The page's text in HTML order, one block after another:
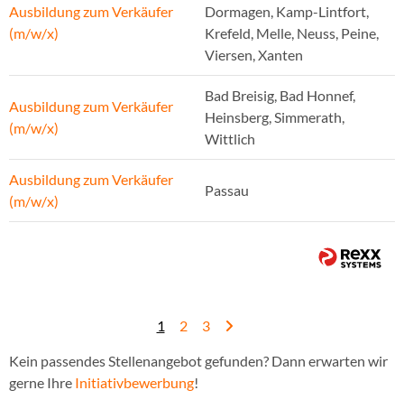
Ausbildung zum Verkäufer
(m/w/x)
Dormagen, Kamp-Lintfort,
Krefeld, Melle, Neuss, Peine,
Viersen, Xanten
Ausbildung zum Verkäufer
(m/w/x)
Bad Breisig, Bad Honnef,
Heinsberg, Simmerath,
Wittlich
Ausbildung zum Verkäufer
(m/w/x)
Passau
1 2 3
Kein passendes Stellenangebot gefunden? Dann erwarten wir
gerne Ihre Initiativbewerbung!